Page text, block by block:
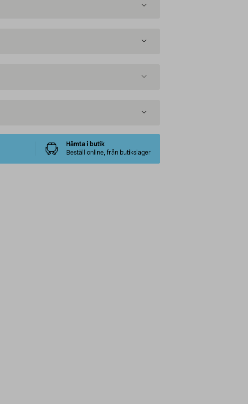
Hämta i butik
Beställ online, från butikslager